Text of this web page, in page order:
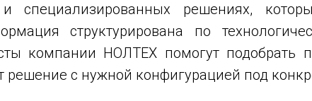
решениях,
структурирована по
компании НОЛТЕХ помогут подобрать
с нужной конфигурацией под